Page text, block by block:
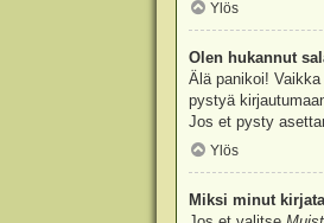
Ylös
Olen hukannut
Älä panikoi!
pystyä
Jos et pysty
Ylös
Miksi minut